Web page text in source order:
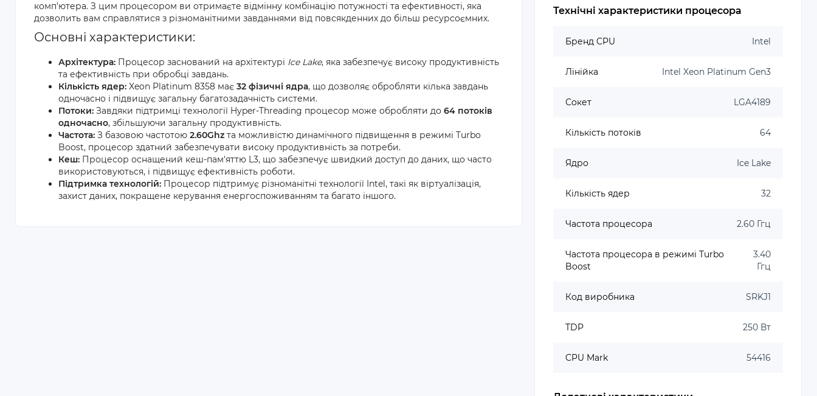
комп'ютера. З цим процесором ви отримаєте відмінну комбінацію потужності та ефективності, яка
дозволить вам справлятися з різноманітними завданнями від повсякденних до більш ресурсоємних.
Основні характеристики:
Архітектура: Процесор заснований на архітектурі Ice Lake, яка забезпечує високу продуктивність
та ефективність при обробці завдань.
Кількість ядер: Xeon Platinum 8358 має 32 фізичні ядра, що дозволяє обробляти кілька завдань
одночасно і підвищує загальну багатозадачність системи.
Потоки: Завдяки підтримці технології Hyper-Threading процесор може обробляти до 64 потоків
одночасно, збільшуючи загальну продуктивність.
Частота: З базовою частотою 2.60Ghz та можливістю динамічного підвищення в режимі Turbo
Boost, процесор здатний забезпечувати високу продуктивність за потреби.
Кеш: Процесор оснащений кеш-пам'яттю L3, що забезпечує швидкий доступ до даних, що часто
використовуються, і підвищує ефективність роботи.
Підтримка технологій: Процесор підтримує різноманітні технології Intel, такі як віртуалізація,
захист даних, покращене керування енергоспоживанням та багато іншого.
Технічні характеристики процесора
Бренд CPU Intel
Лінійка Intel Xeon Platinum Gen3
Сокет LGA4189
Кількість потоків 64
Ядро Ice Lake
Кількість ядер 32
Частота процесора 2.60 Ггц
Частота процесора в режимі Turbo
Boost
3.40
Ггц
Код виробника SRKJ1
TDP 250 Вт
CPU Mark 54416